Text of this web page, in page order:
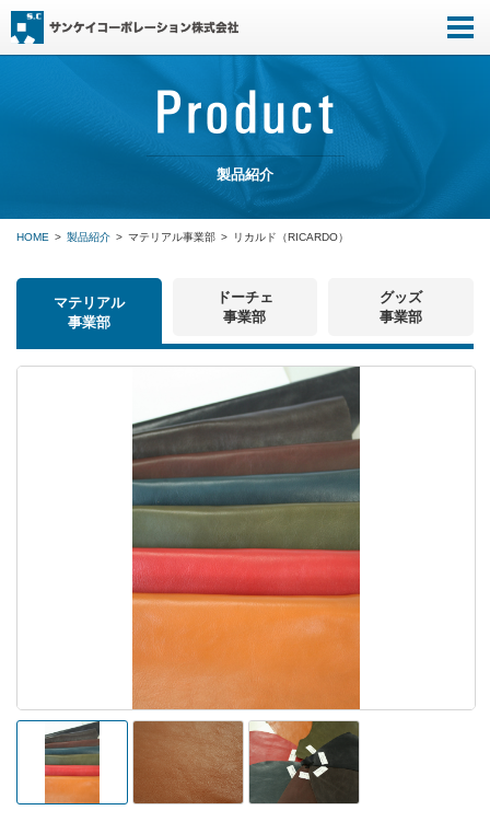
製品紹介
HOME 製品紹介 マテリアル事業部 リカルド（RICARDO）
マテリアル
事業部
ドーチェ
事業部
グッズ
事業部